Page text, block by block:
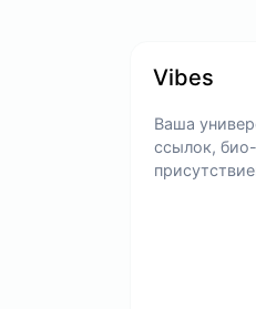
Vibes
Ваша
ссылок,